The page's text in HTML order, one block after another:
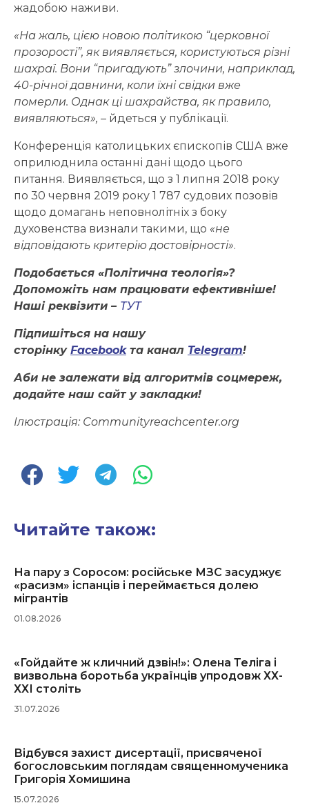
жадобою наживи.
«На жаль, цією новою політикою “церковної
прозорості”, як виявляється, користуються різні
шахраї. Вони “пригадують” злочини, наприклад,
40-річної давнини, коли їхні свідки вже
померли. Однак ці шахрайства, як правило,
виявляються», – йдеться у публікації.
Конференція католицьких єпископів США вже
оприлюднила останні дані щодо цього
питання. Виявляється, що з 1 липня 2018 року
по 30 червня 2019 року 1 787 судових позовів
щодо домагань неповнолітніх з боку
духовенства визнали такими, що «не
відповідають критерію достовірності».
Подобається «Політична теологія»?
Допоможіть нам працювати ефективніше!
Наші реквізити – ТУТ
Підпишіться на нашу
сторінку Facebookта канал Telegram!
Аби не залежати від алгоритмів соцмереж,
додайте наш сайт у закладки!
Ілюстрація: Сommunityreachcenter.org
Читайте також:
На пару з Соросом: російське МЗС засуджує
«расизм» іспанців і переймається долею
мігрантів
01.08.2026
«Гойдайте ж кличний дзвін!»: Олена Теліга і
визвольна боротьба українців упродовж ХХ-
ХХІ століть
31.07.2026
Відбувся захист дисертації, присвяченої
богословським поглядам священномученика
Григорія Хомишина
15.07.2026